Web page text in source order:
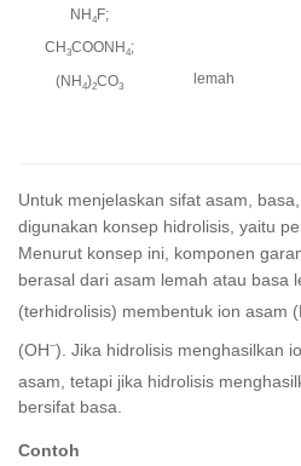
NH 4F;
CH 3COONH 4;
(NH4)2CO3 lemah
Untuk menjelaskan sifat asam,
digunakan konsep hidrolisis, yaitu
Menurut konsep ini, komponen
berasal dari asam lemah atau basa
(terhidrolisis) membentuk ion asam
(OH–). Jika hidrolisis menghasilkan
asam, tetapi jika hidrolisis
bersifat basa.
Contoh